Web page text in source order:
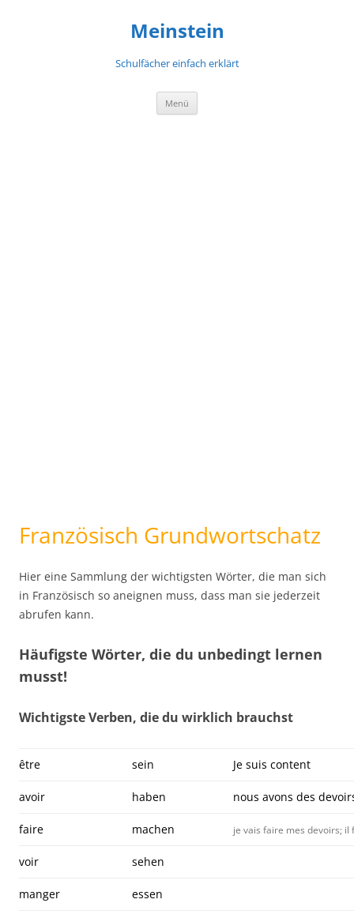
Meinstein
Schulfächer einfach erklärt
Menü
Französisch Grundwortschatz
Hier eine Sammlung der wichtigsten Wörter, die man sich
in Französisch so aneignen muss, dass man sie jederzeit
abrufen kann.
Häufigste Wörter, die du unbedingt lernen
musst!
Wichtigste Verben, die du wirklich brauchst
être sein Je suis content
avoir haben nous avons des
faire machen je vais faire mes devoirs; il
voir sehen
manger essen